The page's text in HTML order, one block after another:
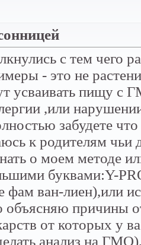
с тем чего
- это не
усваивать пищу с
,или
забудете
к родителям чьи
о моем методе
буквами:Y-
фам ван-лиен),или
объясняю причины
от которых у
анализ на